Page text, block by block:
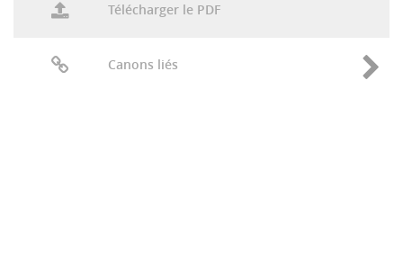
Télécharger le PDF
Canons liés